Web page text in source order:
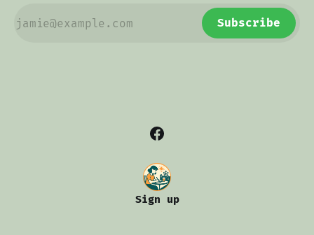
Subscribe
Sign up